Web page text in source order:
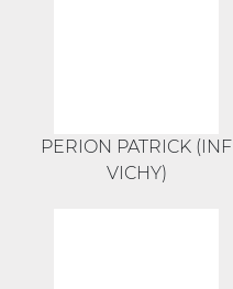
PERION PATRICK (INF
VICHY)